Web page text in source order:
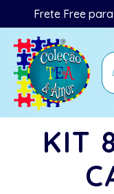
Frete Free
KIT